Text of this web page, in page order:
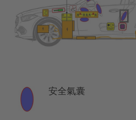
安全氣囊